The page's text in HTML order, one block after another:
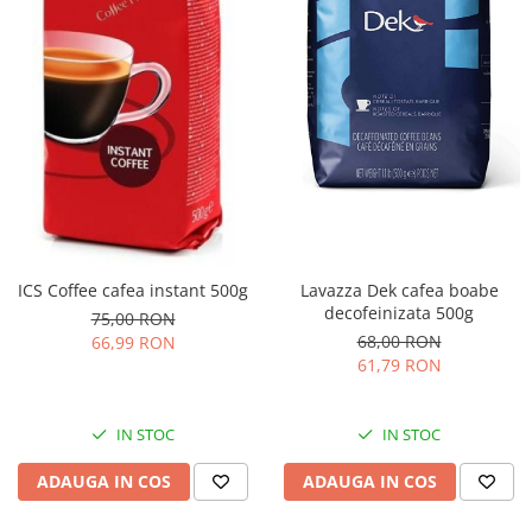
ICS Coffee cafea instant 500g
75,00 RON
66,99 RON
IN STOC
ADAUGA IN COS
Lavazza Dek cafea boabe
decofeinizata 500g
68,00 RON
61,79 RON
IN STOC
ADAUGA IN COS